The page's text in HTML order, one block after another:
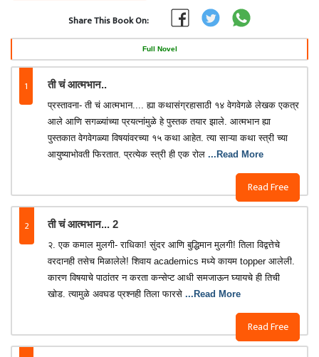
Share This Book On:
Full Novel
1 ती चं आत्मभान..
Read Free
प्रस्तावना- ती चं आत्मभान.... ह्या कथासंग्रहासाठी १४ वेगवेगळे लेखक एकत्र
आले आणि सगळ्यांच्या प्रयत्नांमुळे हे पुस्तक तयार झाले. आत्मभान ह्या
पुस्तकात वेगवेगळ्या विषयांवरच्या १५ कथा आहेत. त्या साऱ्या कथा स्त्री च्या
आयुष्याभोवती फिरतात. प्रत्येक स्त्री ही एक रोल ...Read More
2 ती चं आत्मभान... 2
Read Free
२. एक कमाल मुलगी- राधिका! सुंदर आणि बुद्धिमान मुलगी! तिला विद्वत्तेचे
वरदानही तसेच मिळालेले! शिवाय academics मध्ये कायम topper आलेली.
कारण विषयाचे पाठांतर न करता कन्सेप्ट आधी समजाऊन घ्यायचे ही तिची
खोड. त्यामुळे अवघड प्रश्नही तिला फारसे ...Read More